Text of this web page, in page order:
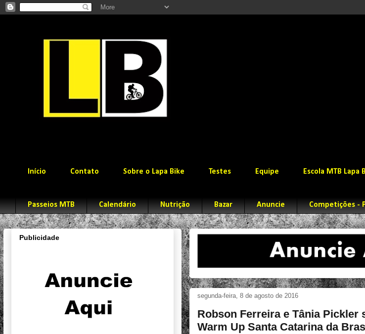
Início Contato Sobre o Lapa Bike Testes Equipe Escola MTB Lapa
Passeios MTB Calendário Nutrição Bazar Anuncie Competições -
segunda-feira, 8 de agosto de 2016
Robson Ferreira e Tânia Pickler
Warm Up Santa Catarina da
Publicidade